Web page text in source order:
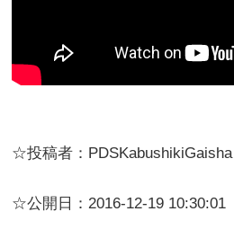
☆投稿者：PDSKabushikiGaisha
☆公開日：2016-12-19 10:30:01